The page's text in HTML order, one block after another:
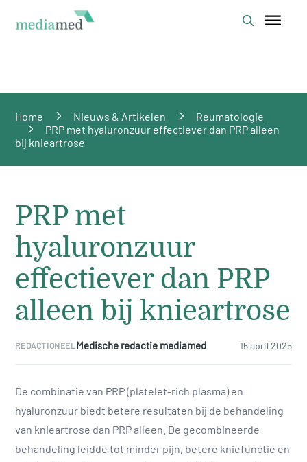
Home Nieuws & Artikelen
Reumatologie
PRP met hyaluronzuur effectiever dan PRP alleen
bij knieartrose
PRP met
hyaluronzuur
effectiever dan PRP
alleen bij knieartrose
REDACTIONEEL Medische redactie mediamed 15 april 2025
De combinatie van PRP (platelet-rich plasma) en
hyaluronzuur biedt betere resultaten bij de behandeling
van knieartrose dan PRP alleen. De gecombineerde
behandeling leidde tot minder pijn, betere kniefunctie en